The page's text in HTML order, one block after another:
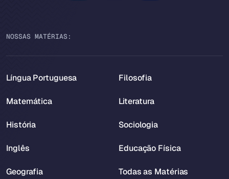
NOSSAS MATÉRIAS:
Língua Portuguesa
Matemática
História
Inglês
Geografia
Filosofia
Literatura
Sociologia
Educação Física
Todas as Matérias